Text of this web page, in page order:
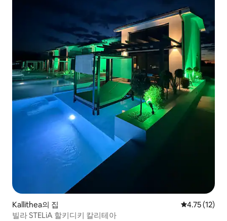
Kallithea의 집 평점 4.75점
4.75 (12)
빌라 STELiA 할키디키 칼리테아